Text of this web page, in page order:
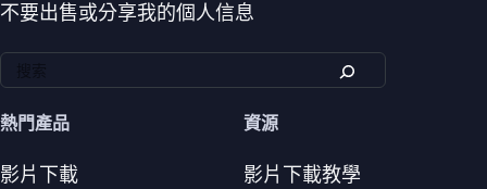
不要出售或分享我的個人信息
熱門產品
影片下載
資源
影片下載教學